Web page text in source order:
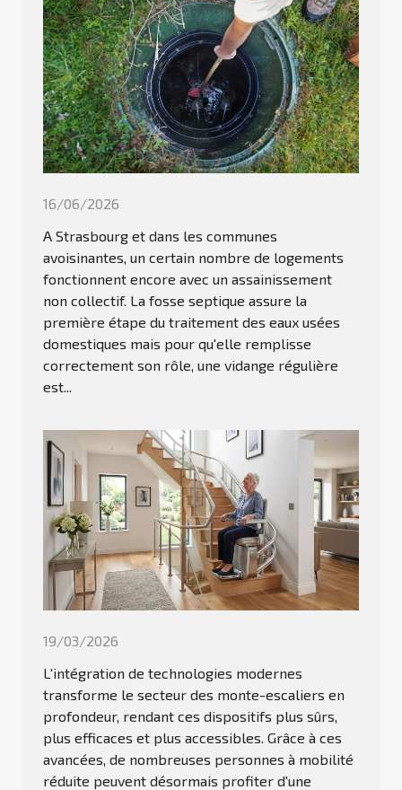
16/06/2026
A Strasbourg et dans les communes
avoisinantes, un certain nombre de logements
fonctionnent encore avec un assainissement
non collectif. La fosse septique assure la
première étape du traitement des eaux usées
domestiques mais pour qu'elle remplisse
correctement son rôle, une vidange régulière
est...
19/03/2026
L'intégration de technologies modernes
transforme le secteur des monte-escaliers en
profondeur, rendant ces dispositifs plus sûrs,
plus efficaces et plus accessibles. Grâce à ces
avancées, de nombreuses personnes à mobilité
réduite peuvent désormais profiter d'une